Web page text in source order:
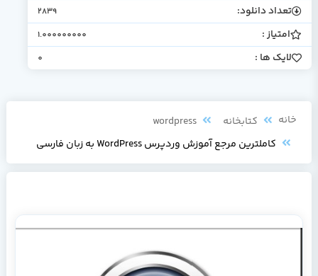
تعداد دانلود: 2839
امتیاز : 1.000000000
لایک ها : 0
خانه کتابخانه
wordpress
کاملترین مرجع آموزش وردپرس WordPress به زبان فارسی